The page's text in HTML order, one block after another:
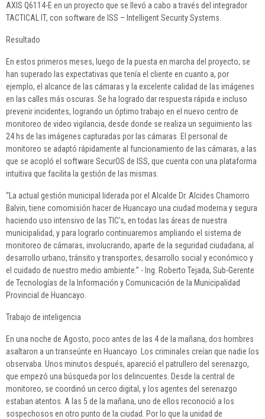
AXIS Q6114-E en un proyecto que se llevó a cabo a través del integrador
TACTICAL IT, con software de ISS – Intelligent Security Systems.
Resultado
En estos primeros meses, luego de la puesta en marcha del proyecto, se
han superado las expectativas que tenía el cliente en cuanto a, por
ejemplo, el alcance de las cámaras y la excelente calidad de las imágenes
en las calles más oscuras. Se ha logrado dar respuesta rápida e incluso
prevenir incidentes, logrando un óptimo trabajo en el nuevo centro de
monitoreo de video vigilancia, desde donde se realiza un seguimiento las
24 hs de las imágenes capturadas por las cámaras. El personal de
monitoreo se adaptó rápidamente al funcionamiento de las cámaras, a las
que se acopló el software SecurOS de ISS, que cuenta con una plataforma
intuitiva que facilita la gestión de las mismas.
“La actual gestión municipal liderada por el Alcalde Dr. Alcides Chamorro
Balvin, tiene comomisión hacer de Huancayo una ciudad moderna y segura
haciendo uso intensivo de las TIC’s, en todas las áreas de nuestra
municipalidad, y para lograrlo continuaremos ampliando el sistema de
monitoreo de cámaras, involucrando, aparte de la seguridad ciudadana, al
desarrollo urbano, tránsito y transportes, desarrollo social y económico y
el cuidado de nuestro medio ambiente.” - Ing. Roberto Tejada, Sub-Gerente
de Tecnologías de la Información y Comunicación de la Municipalidad
Provincial de Huancayo.
Trabajo de inteligencia
En una noche de Agosto, poco antes de las 4 de la mañana, dos hombres
asaltaron a un transeúnte en Huancayo. Los criminales creían que nadie los
observaba. Unos minutos después, apareció el patrullero del serenazgo,
que empezó una búsqueda por los delincuentes. Desde la central de
monitoreo, se coordinó un cerco digital, y los agentes del serenazgo
estaban atentos. A las 5 de la mañana, uno de ellos reconoció a los
sospechosos en otro punto de la ciudad. Por lo que la unidad de